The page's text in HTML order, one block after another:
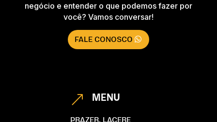
negócio e entender o que podemos fazer por
você? Vamos conversar!
FALE CONOSCO
& MENU
PRAZER, LACERE